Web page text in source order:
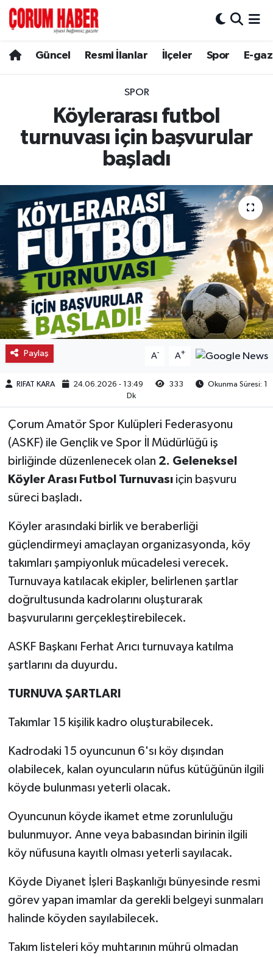
Güncel Resmi İlanlar İlçeler Spor E-
SPOR
Köylerarası futbol
turnuvası için başvurular
başladı
Paylaş A- A+
RIFAT KARA 24.06.2026 - 13:49 333
Okunma Süresi: 1
Dk
Çorum Amatör Spor Kulüpleri Federasyonu
(ASKF) ile Gençlik ve Spor İl Müdürlüğü iş
birliğinde düzenlenecek olan 2. Geleneksel
Köyler Arası Futbol Turnuvasıiçin başvuru
süreci başladı.
Köyler arasındaki birlik ve beraberliği
güçlendirmeyi amaçlayan organizasyonda, köy
takımları şampiyonluk mücadelesi verecek.
Turnuvaya katılacak ekipler, belirlenen şartlar
doğrultusunda kadrolarını oluşturarak
başvurularını gerçekleştirebilecek.
ASKF Başkanı Ferhat Arıcı turnuvaya katılma
şartlarını da duyurdu.
TURNUVA ŞARTLARI
Takımlar 15 kişilik kadro oluşturabilecek.
Kadrodaki 15 oyuncunun 6'sı köy dışından
olabilecek, kalan oyuncuların nüfus kütüğünün ilgili
köyde bulunması yeterli olacak.
Oyuncunun köyde ikamet etme zorunluluğu
bulunmuyor. Anne veya babasından birinin ilgili
köy nüfusuna kayıtlı olması yeterli sayılacak.
Köyde Diyanet İşleri Başkanlığı bünyesinde resmi
görev yapan imamlar da gerekli belgeyi sunmaları
halinde köyden sayılabilecek.
Takım listeleri köy muhtarının mührü olmadan
Spor
Resmi İlanlar
Alaca
Boğazkale
Dodurga
İskilip
Kargı
Laçin
Mecitözü
Oğuzlar
Ortaköy
Osmancık
Sungurlu
Sağlık
Hava Durumu
Çorum Namaz Vakitleri
Trafik Durumu
Süper Lig Puan Durumu ve Fikstür
Tüm Manşetler
Son Dakika Haberleri
Haber Arşivi